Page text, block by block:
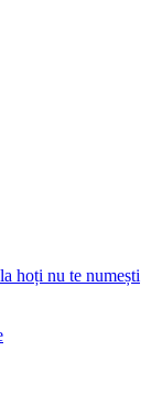
hoți nu te numești